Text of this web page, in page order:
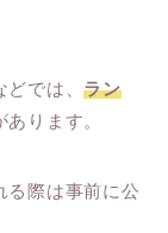
どでは、ラン
ります。
る際は事前に公